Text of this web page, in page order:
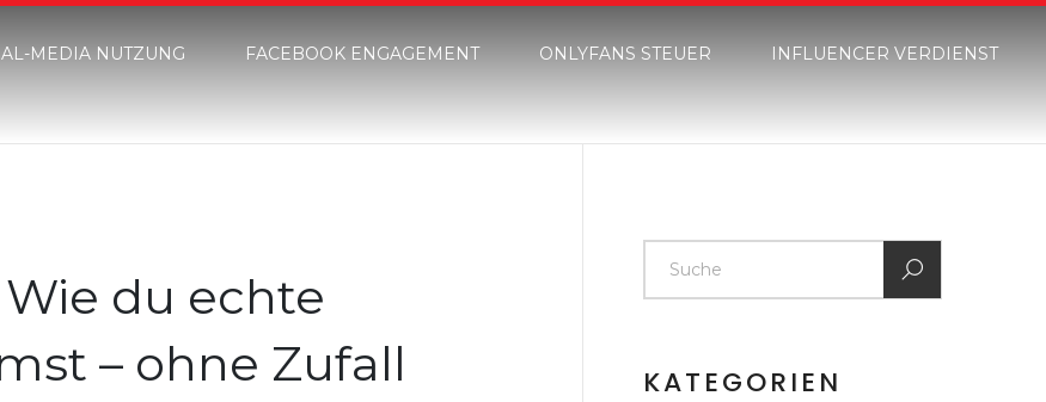
MEDIA NUTZUNG FACEBOOK ENGAGEMENT ONLYFANS STEUER INFLUENCER VERDIENST
du echte
– ohne Zufall
KATEGORIEN